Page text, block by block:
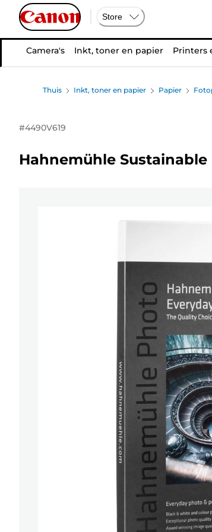
Store
Camera's Inkt, toner en papier Printers
Thuis Inkt, toner en papier Papier
#4490V619
Hahnemühle Sustainable